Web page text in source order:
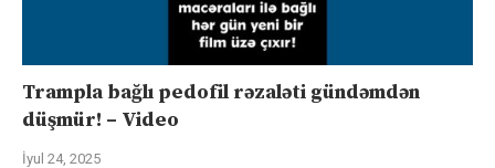
Trampla bağlı pedofil rəzaləti gündəmdən
düşmür! – Video
İyul 24, 2025